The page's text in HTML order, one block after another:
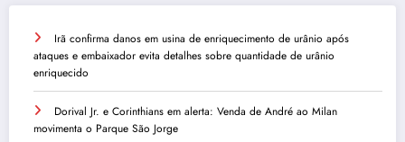
Irã confirma danos em usina de enriquecimento de urânio após
ataques e embaixador evita detalhes sobre quantidade de urânio
enriquecido
Dorival Jr. e Corinthians em alerta: Venda de André ao Milan
movimenta o Parque São Jorge